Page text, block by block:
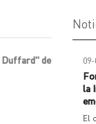
Duffard" de
la
El